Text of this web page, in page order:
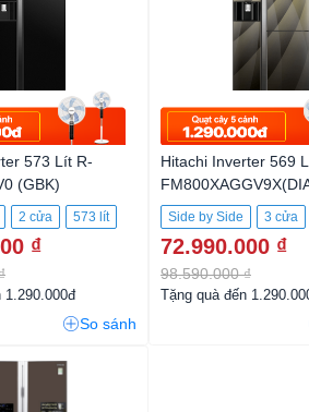
573 Lít R-
(GBK)
2 cửa 573 lít
₫
1.290.000đ
So sánh
Hitachi Inverter 569
Side by Side 3 cửa
72.990.000 ₫
98.590.000 ₫
Tặng quà đến